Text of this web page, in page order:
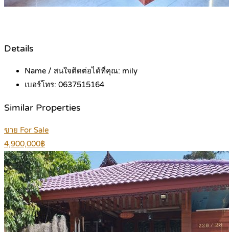
Details
Name / สนใจติดต่อได้ที่คุณ: mily
เบอร์โทร: 0637515164
Similar Properties
ขาย For Sale
4,900,000฿